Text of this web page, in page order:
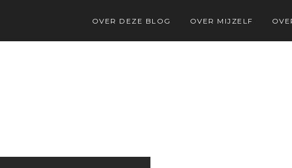
OVER DEZE BLOG OVER MIJZELF